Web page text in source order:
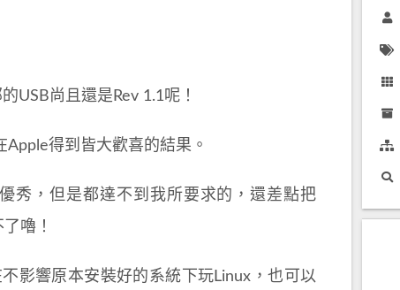
USB尚且還是Rev 1.1呢！
得到皆大歡喜的結果。
秀，但是都達不到我所要求的，還差點把
嚕！
影響原本安裝好的系統下玩Linux，也可以